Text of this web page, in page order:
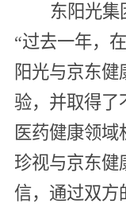
东阳光集
“过去一年，
阳光与京东
验，并取得了
医药健康领域
珍视与京东健
信，通过双方